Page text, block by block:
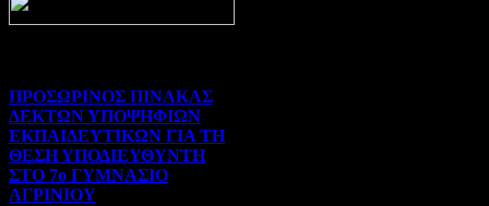
ΠΡΟΣΩΡΙΝΟΣ ΠΙΝΑΚΑΣ
ΔΕΚΤΩΝ ΥΠΟΨΗΦΙΩΝ
ΕΚΠΑΙΔΕΥΤΙΚΩΝ ΓΙΑ ΤΗ
ΘΕΣΗ ΥΠΟΔΙΕΥΘΥΝΤΗ
ΣΤΟ 7ο ΓΥΜΝΑΣΙΟ
ΑΓΡΙΝΙΟΥ